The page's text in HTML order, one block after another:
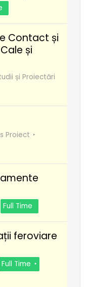
Contact și
și
și Proiectări
Proiect
Full Time
feroviare
Full Time